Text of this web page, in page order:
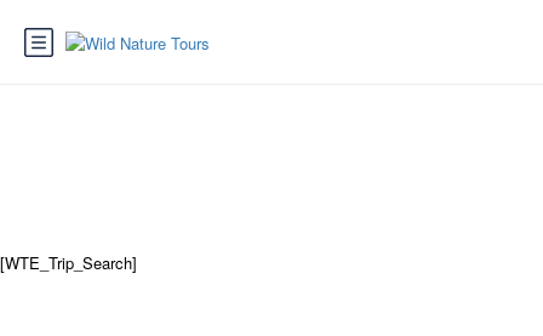
[WTE_Trip_Search]